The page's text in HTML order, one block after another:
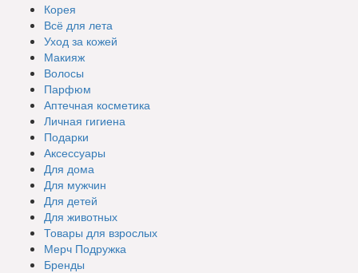
Корея
Всё для лета
Уход за кожей
Макияж
Волосы
Парфюм
Аптечная косметика
Личная гигиена
Подарки
Аксессуары
Для дома
Для мужчин
Для детей
Для животных
Товары для взрослых
Мерч Подружка
Бренды